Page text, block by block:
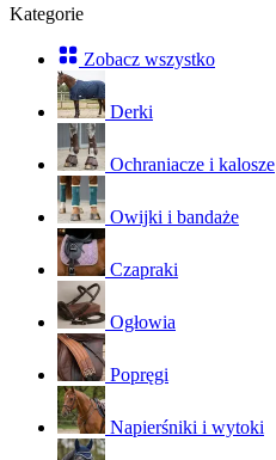
Kategorie
Zobacz wszystko
Derki
Ochraniacze i kalosze
Owijki i bandaże
Czapraki
Ogłowia
Popręgi
Napierśniki i wytoki